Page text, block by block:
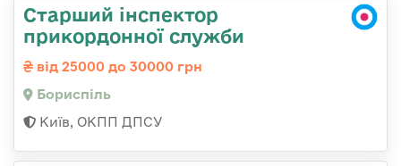
Старший інспектор
прикордонної служби
від 25000 до 30000 грн
Бориспіль
Київ, ОКПП ДПСУ